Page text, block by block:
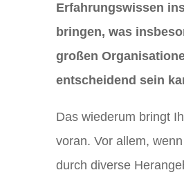
Erfahrungswissen
bringen, was
großen
entscheidend sein
Das wiederum bringt
voran. Vor allem,
durch diverse